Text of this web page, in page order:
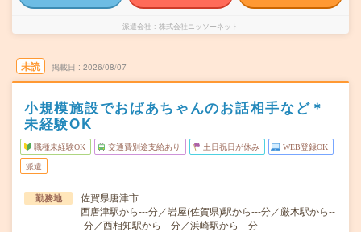
派遣会社 株式会社ニッソーネット
未読 掲載日 2026/08/07
小規模施設でおばあちゃんのお話相手など＊
未経験OK
職種未経験OK 交通費別途支給あり 土日祝日が休み WEB登録OK
派遣
勤務地
佐賀県唐津市
西唐津駅から---分／岩屋(佐賀県)駅から---分／厳木駅から--
-分／西相知駅から---分／浜崎駅から---分